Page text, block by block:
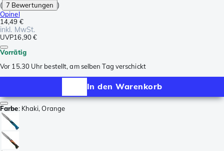
( 7 Bewertungen )
Opinel
14,49 €
inkl. MwSt.
UVP16,90 €
Vorrätig
Vor 15.30 Uhr bestellt, am selben Tag verschickt
In den Warenkorb
Farbe: Khaki, Orange